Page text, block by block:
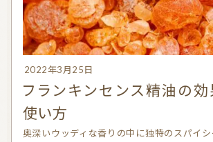
2022年3月25日
フランキンセンス精油の効果・効能・
使い方
奥深いウッディな香りの中に独特のスパイシーさが楽しめるエ